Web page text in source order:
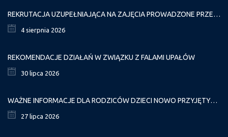
REKRUTACJA UZUPEŁNIAJĄCA NA ZAJĘCIA PROWADZONE PRZEZ PAŁAC MŁODZIEŻY W ROKU SZKOLNYM 2026/2027
4 sierpnia 2026
REKOMENDACJE DZIAŁAŃ W ZWIĄZKU Z FALAMI UPAŁÓW
30 lipca 2026
WAŻNE INFORMACJE DLA RODZICÓW DZIECI NOWO PRZYJĘTYCH GR. I
27 lipca 2026